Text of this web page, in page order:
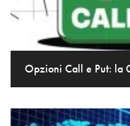
Opzioni Call e Put: la